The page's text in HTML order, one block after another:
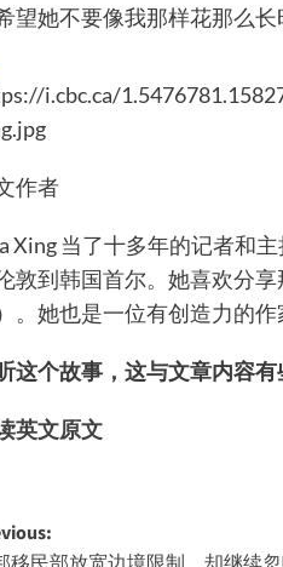
望她不要像我那样花那么长
作者
Xing 当了十多年的记者和
敦到韩国首尔。她喜欢分
。她也是一位有创造力的
这个故事 ，这与文章内容有
英文原文